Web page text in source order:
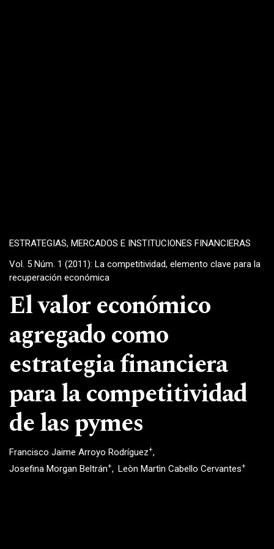
ESTRATEGIAS, MERCADOS E INSTITUCIONES FINANCIERAS
Vol. 5 Núm. 1 (2011): La competitividad, elemento clave para la
recuperación económica
El valor económico
agregado como
estrategia financiera
para la competitividad
de las pymes
Francisco Jaime Arroyo Rodríguez+
Josefina Morgan Beltrán+ Leòn Martìn Cabello Cervantes+